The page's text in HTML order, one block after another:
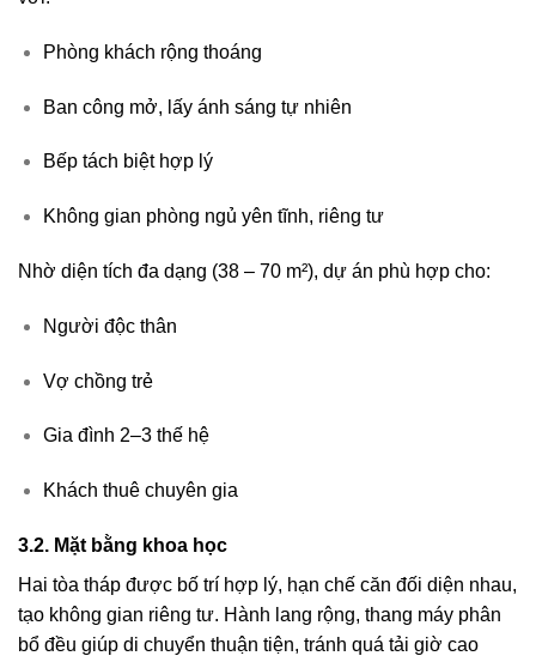
Phòng khách rộng thoáng
Ban công mở, lấy ánh sáng tự nhiên
Bếp tách biệt hợp lý
Không gian phòng ngủ yên tĩnh, riêng tư
Nhờ diện tích đa dạng (38 – 70 m²), dự án phù hợp cho:
Người độc thân
Vợ chồng trẻ
Gia đình 2–3 thế hệ
Khách thuê chuyên gia
3.2. Mặt bằng khoa học
Hai tòa tháp được bố trí hợp lý, hạn chế căn đối diện nhau,
tạo không gian riêng tư. Hành lang rộng, thang máy phân
bổ đều giúp di chuyển thuận tiện, tránh quá tải giờ cao